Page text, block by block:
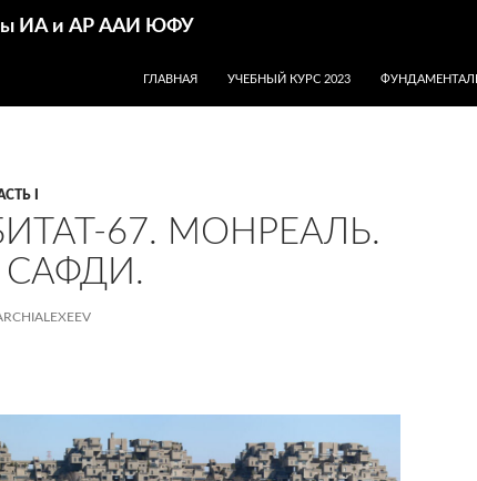
ИА и АР ААИ ЮФУ
ГЛАВНАЯ
УЧЕБНЫЙ КУРС 2023
I
67. МОНРЕАЛЬ.